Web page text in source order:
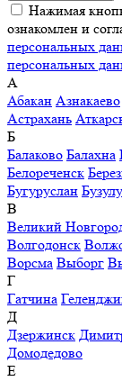
Нажимая
ознакомлен и
персональных
персональных
А
Абакан Азнакаево
Астрахань
Б
Балаково Балахна
Белореченск
Бугуруслан
В
Великий
Волгодонск
Ворсма Выборг
Г
Гатчина
Д
Дзержинск
Домодедово
Е